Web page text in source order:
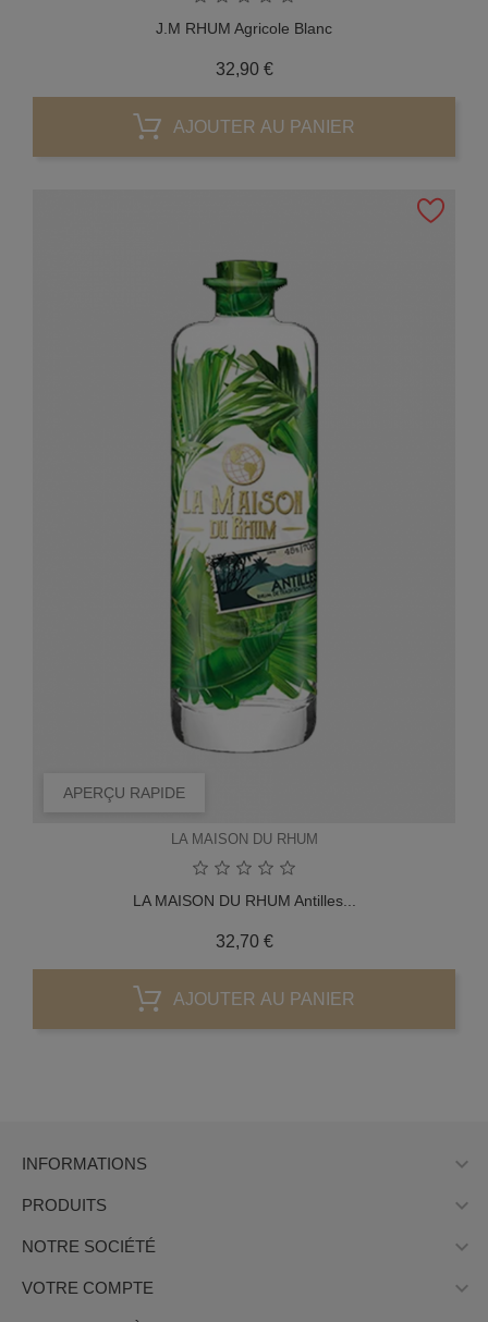
J.M RHUM Agricole Blanc
32,90 €Prix
AJOUTER AU PANIER
APERÇU RAPIDE
LA MAISON DU RHUM
LA MAISON DU RHUM Antilles...
32,70 €Prix
AJOUTER AU PANIER
INFORMATIONS 
PRODUITS 
NOTRE SOCIÉTÉ 
VOTRE COMPTE 